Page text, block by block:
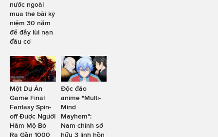
nước ngoài
mua thẻ bài kỷ
niệm 30 năm
để đẩy lùi nạn
đầu cơ
Một Dự Án
Game Final
Fantasy Spin-
off Được Người
Hâm Mộ Bỏ
Ra Gần 1000
Độc đáo
anime "Multi-
Mind
Mayhem":
Nam chính sở
hữu 3 linh hồn